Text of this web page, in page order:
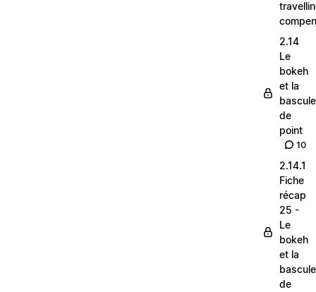
2.14
Le
bokeh
et la
bascule
de
point
10
2.14.1
Fiche
récap
25 -
Le
bokeh
et la
bascule
de